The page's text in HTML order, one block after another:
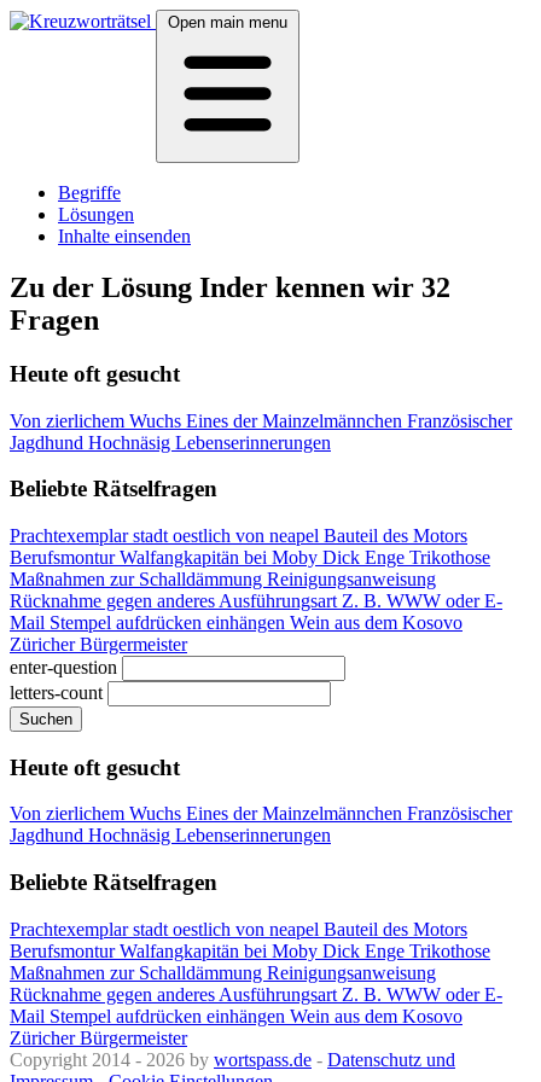
Open main menu
Begriffe
Lösungen
Inhalte einsenden
Zu der Lösung Inder kennen wir 32
Fragen
Heute oft gesucht
Von zierlichem Wuchs Eines der Mainzelmännchen Französischer
Jagdhund Hochnäsig Lebenserinnerungen
Beliebte Rätselfragen
Prachtexemplarstadt oestlich von neapel Bauteil des Motors
BerufsmonturWalfangkapitän bei Moby Dick Enge Trikothose
Maßnahmen zur Schalldämmung Reinigungsanweisung
Rücknahme gegen anderes Ausführungsart Z. B. WWW oder E-
Mail Stempel aufdrücken einhängen Wein aus dem Kosovo
Züricher Bürgermeister
enter-question
letters-count
Suchen
Heute oft gesucht
Von zierlichem Wuchs Eines der Mainzelmännchen Französischer
Jagdhund Hochnäsig Lebenserinnerungen
Beliebte Rätselfragen
Prachtexemplarstadt oestlich von neapel Bauteil des Motors
BerufsmonturWalfangkapitän bei Moby Dick Enge Trikothose
Maßnahmen zur Schalldämmung Reinigungsanweisung
Rücknahme gegen anderes Ausführungsart Z. B. WWW oder E-
Mail Stempel aufdrücken einhängen Wein aus dem Kosovo
Züricher Bürgermeister
Copyright 2014 - 2026 by wortspass.de - Datenschutz und